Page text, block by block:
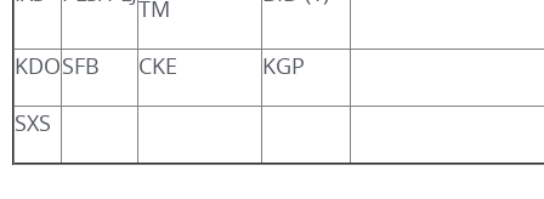
TM
KDOSFB CKE
KGP
SXS